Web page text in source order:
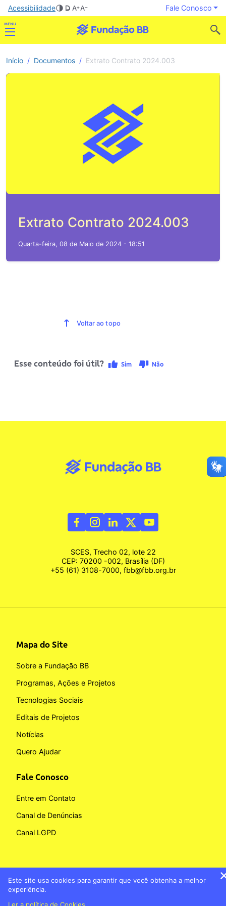
Acessibilidade Fale Conosco
Início Documentos Extrato Contrato 2024.003
Extrato Contrato 2024.003
Quarta-feira, 08 de Maio de 2024 - 18:51
Voltar ao topo
Esse conteúdo foi útil? Sim Não
SCES, Trecho 02, lote 22
CEP: 70200 -002, Brasília (DF)
+55 (61) 3108-7000, fbb@fbb.org.br
Mapa do Site
Sobre a Fundação BB
Programas, Ações e Projetos
Tecnologias Sociais
Editais de Projetos
Notícias
Quero Ajudar
Fale Conosco
Entre em Contato
Canal de Denúncias
Canal LGPD
Este site usa cookies para garantir que você obtenha a melhor
experiência.